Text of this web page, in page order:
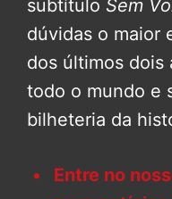
subtítulo Sem
dúvidas o maior
dos últimos dois
todo o mundo e
bilheteria da
Entre no